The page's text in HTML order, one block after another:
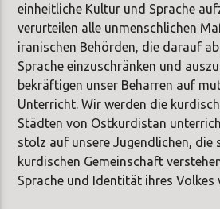
einheitliche Kultur und Sprache
verurteilen alle unmenschlichen
iranischen Behörden, die darauf
Sprache einzuschränken und
bekräftigen unser Beharren auf
Unterricht. Wir werden die
Städten von Ostkurdistan
stolz auf unsere Jugendlichen, die
kurdischen Gemeinschaft
Sprache und Identität ihres Volkes